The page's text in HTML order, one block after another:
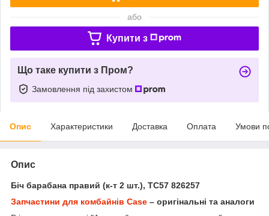
або
Купити з
Що таке купити з Пром?
Замовлення під захистом
Опис Характеристики Доставка Оплата Умови
Опис
Біч барабана правий (к-т 2 шт.), TC57 826257
Запчастини для комбайнів Case – оригінальні та аналоги